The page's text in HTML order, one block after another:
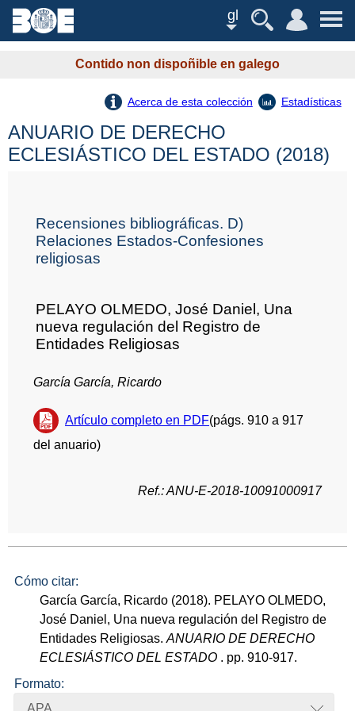
gl
Contido non dispoñible en galego
Acerca de esta colección Estadísticas
ANUARIO DE DERECHO
ECLESIÁSTICO DEL ESTADO (2018)
Recensiones bibliográficas. D)
Relaciones Estados-Confesiones
religiosas
PELAYO OLMEDO, José Daniel, Una
nueva regulación del Registro de
Entidades Religiosas
García García, Ricardo
Artículo completo en PDF(págs. 910 a 917
del anuario)
Ref.: ANU-E-2018-10091000917
Cómo citar:
García García, Ricardo (2018). PELAYO OLMEDO,
José Daniel, Una nueva regulación del Registro de
Entidades Religiosas.ANUARIO DE DERECHO
ECLESIÁSTICO DEL ESTADO . pp. 910-917.
Formato:
APA